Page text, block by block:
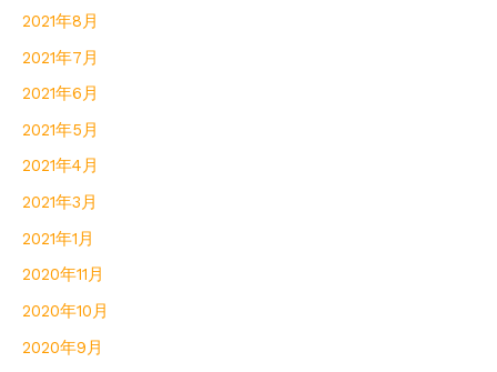
2021年8月
2021年7月
2021年6月
2021年5月
2021年4月
2021年3月
2021年1月
2020年11月
2020年10月
2020年9月